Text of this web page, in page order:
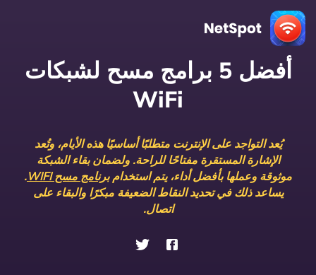
أفضل 5 برامج مسح لشبكات
WiFi
يُعد التواجد على الإنترنت متطلبًا أساسيًا هذه الأيام، وتُعد
الإشارة المستقرة مفتاحًا للراحة. ولضمان بقاء الشبكة
موثوقة وعملها بأفضل أداء، يتم استخدامبرنامج مسح WIFI
.
يساعد ذلك في تحديد النقاط الضعيفة مبكرًا والبقاء على
اتصال.